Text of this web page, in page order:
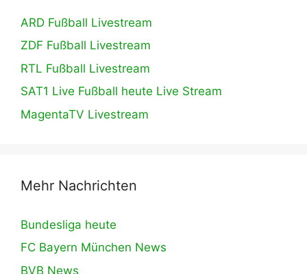
ARD Fußball Livestream
ZDF Fußball Livestream
RTL Fußball Livestream
SAT1 Live Fußball heute Live Stream
MagentaTV Livestream
Mehr Nachrichten
Bundesliga heute
FC Bayern München News
BVB News